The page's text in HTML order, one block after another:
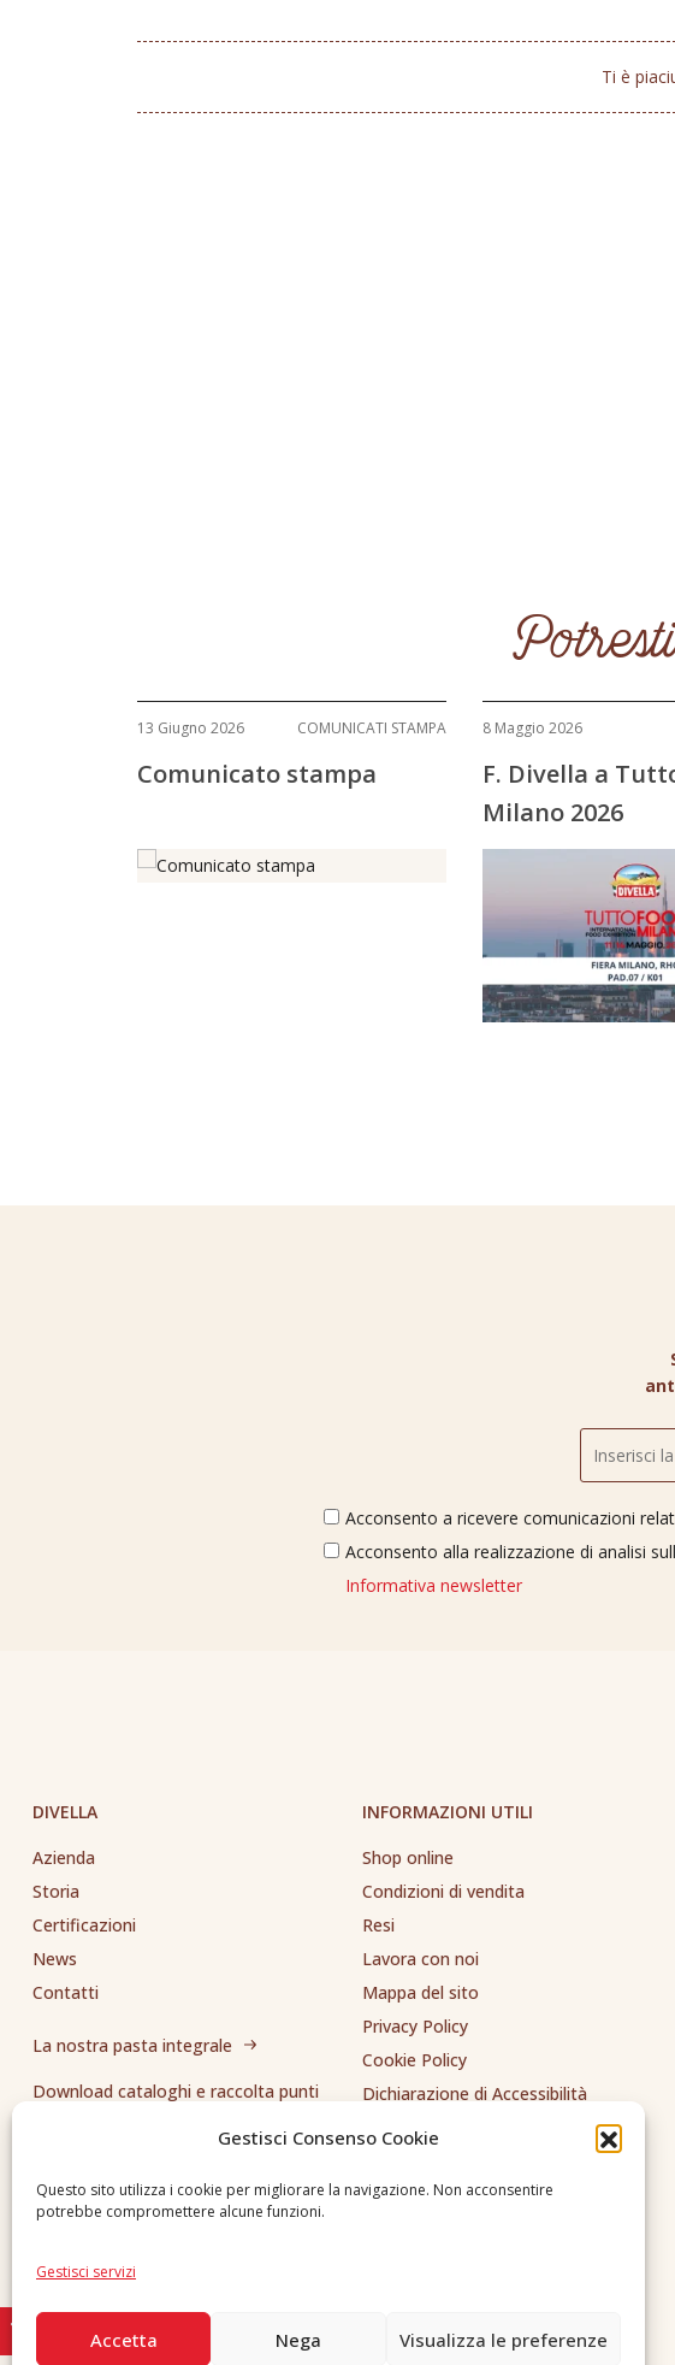
Gestisci Consenso Cookie
Questo sito utilizza i cookie per migliorare la navigazione. Non acconsentire
potrebbe compromettere alcune funzioni.
Gestisci servizi
Accetta Nega Visualizza le preferenze
Ti è
13 Giugno 2026 COMUNICATI STAMPA
Comunicato stampa
8 Maggio 2026
F. Divella a
Milano 2026
Acconsento a ricevere comunicazioni
Acconsento alla realizzazione di analisi
Informativa newsletter
DIVELLA
Azienda
Storia
Certificazioni
News
Contatti
La nostra pasta integrale
Download cataloghi e raccolta punti
INFORMAZIONI UTILI
Shop online
Condizioni di vendita
Resi
Lavora con noi
Mappa del sito
Privacy Policy
Cookie Policy
Dichiarazione di Accessibilità
Whistleblowing